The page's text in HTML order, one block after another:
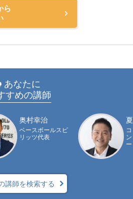
ら
あなたに
すめの講師
奥村幸治
ベースボールスピ
リッツ代表
ー
講師を検索する